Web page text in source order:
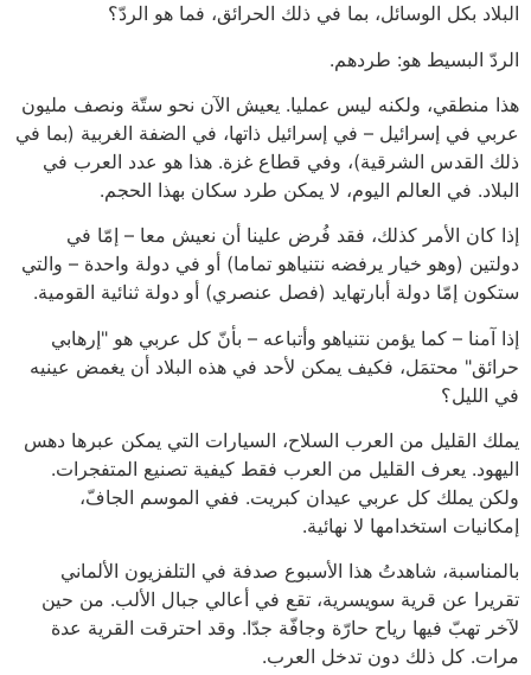
البلاد بكل الوسائل، بما في ذلك الحرائق، فما هو الردّ؟
الردّ البسيط هو: طردهم.
هذا منطقي، ولكنه ليس عمليا. يعيش الآن نحو ستّة ونصف مليون
عربي في إسرائيل – في إسرائيل ذاتها، في الضفة الغربية (بما في
ذلك القدس الشرقية)، وفي قطاع غزة. هذا هو عدد العرب في
البلاد. في العالم اليوم، لا يمكن طرد سكان بهذا الحجم.
إذا كان الأمر كذلك، فقد فُرض علينا أن نعيش معا – إمّا في
دولتين (وهو خيار يرفضه نتنياهو تماما) أو في دولة واحدة – والتي
ستكون إمّا دولة أبارتهايد (فصل عنصري) أو دولة ثنائية القومية.
إذا آمنا – كما يؤمن نتنياهو وأتباعه – بأنّ كل عربي هو "إرهابي
حرائق" محتمَل، فكيف يمكن لأحد في هذه البلاد أن يغمض عينيه
في الليل؟
يملك القليل من العرب السلاح، السيارات التي يمكن عبرها دهس
اليهود. يعرف القليل من العرب فقط كيفية تصنيع المتفجرات.
ولكن يملك كل عربي عيدان كبريت. ففي الموسم الجافّ،
إمكانيات استخدامها لا نهائية.
بالمناسبة، شاهدتُ هذا الأسبوع صدفة في التلفزيون الألماني
تقريرا عن قرية سويسرية، تقع في أعالي جبال الألب. من حين
لآخر تهبّ فيها رياح حارّة وجافّة جدّا. وقد احترقت القرية عدة
مرات. كل ذلك دون تدخل العرب.